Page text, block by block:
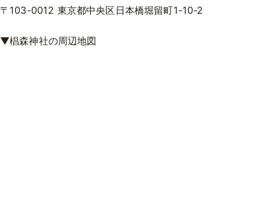
〒103-0012 東京都中央区日本橋堀留町1-10-2
▼椙森神社の周辺地図